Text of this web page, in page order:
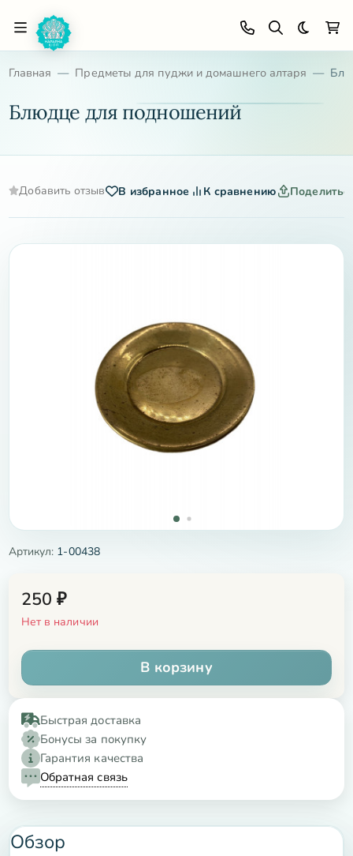
Темная
Главная Предметы для пуджи и домашнего алтаря
Блюдце для подношений
Добавить отзыв В избранное К сравнению
Артикул: 1-00438
250 ₽
Нет в наличии
В корзину
Быстрая доставка
Бонусы за покупку
Гарантия качества
Обратная связь
Обзор